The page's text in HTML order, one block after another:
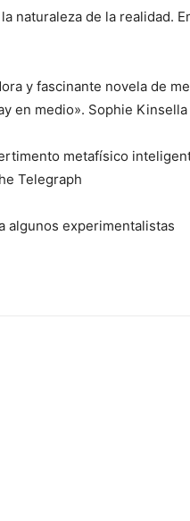
naturaleza de la realidad.
y fascinante novela de
en medio». Sophie Kinsella
metafísico
Telegraph
algunos experimentalistas